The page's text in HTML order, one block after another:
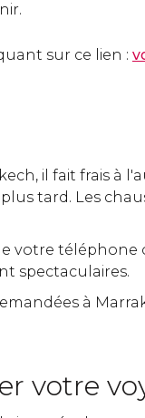
sur ce lien :
il fait frais à
tard. Les
votre téléphone
spectaculaires.
à
votre